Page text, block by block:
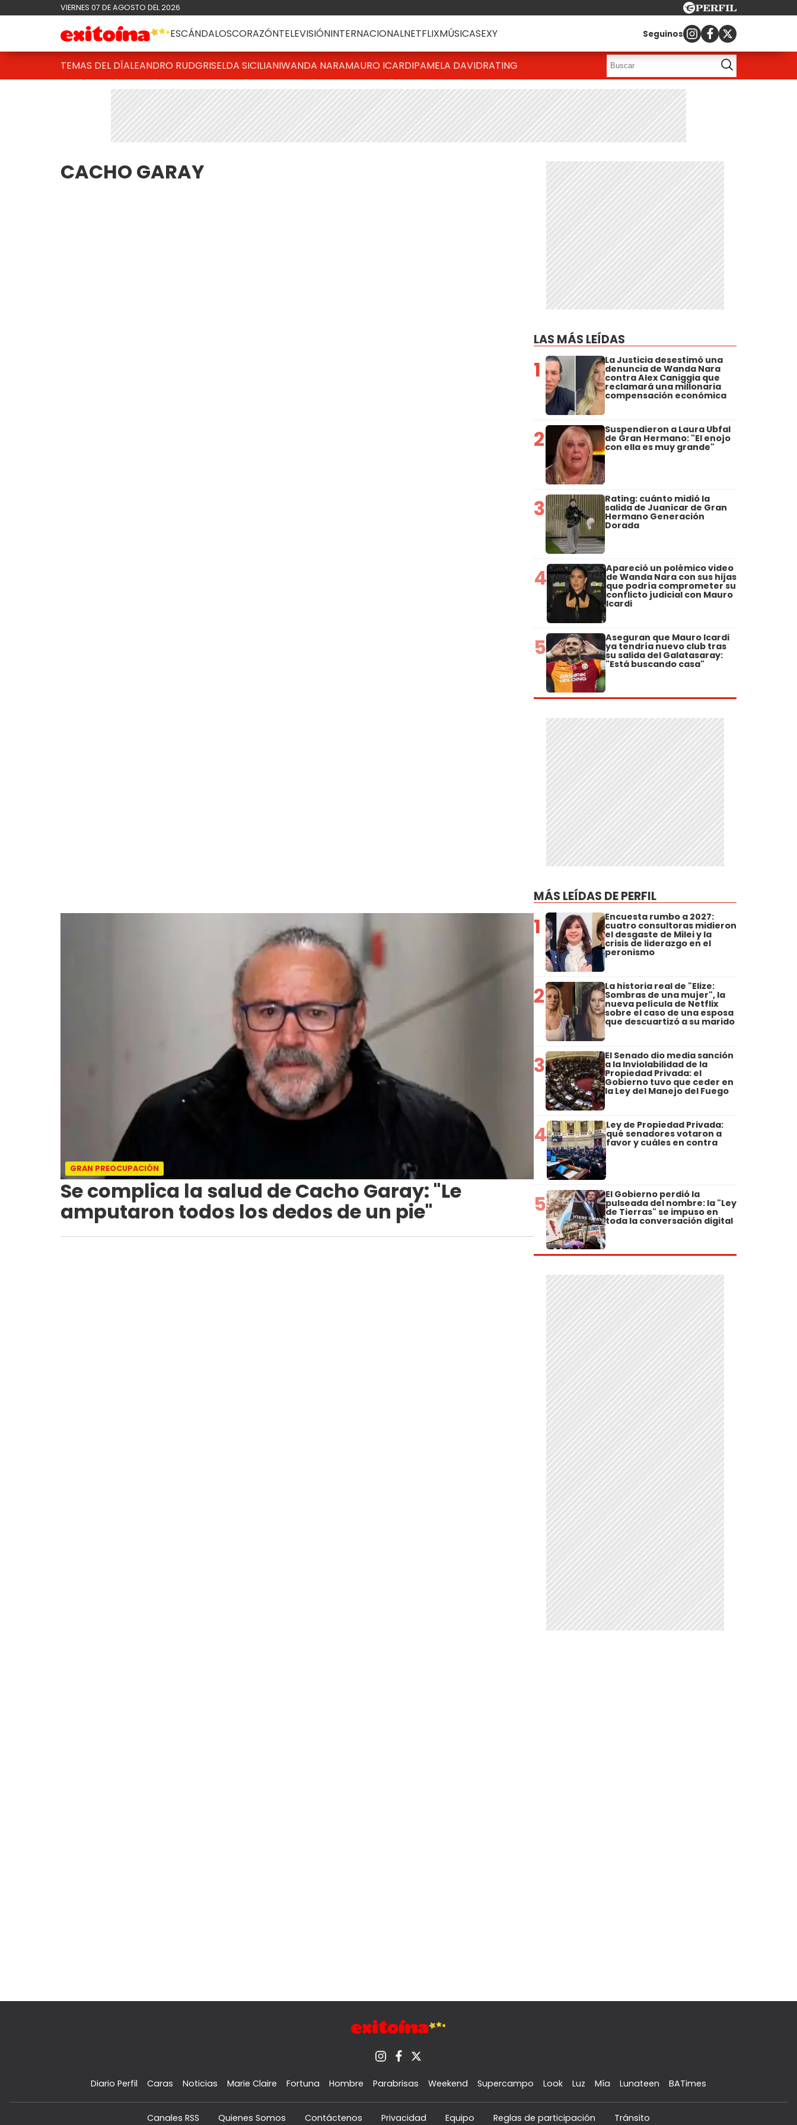
VIERNES 07 DE AGOSTO DEL 2026
ESCÁNDALOSCORAZÓNTELEVISIÓNINTERNACIONALNETFLIXMÚSICASEXY Seguinos
TEMAS DEL DÍALEANDRO RUDGRISELDA SICILIANIWANDA NARAMAURO ICARDIPAMELA DAVIDRATING
CACHO GARAY
GRAN PREOCUPACIÓN
Se complica la salud de Cacho Garay: "Le
amputaron todos los dedos de un pie"
LAS MÁS LEÍDAS
1 La Justicia desestimó una
denuncia de Wanda Nara
contra Alex Caniggia que
reclamará una millonaria
compensación económica
2 Suspendieron a Laura Ubfal
de Gran Hermano: "El enojo
con ella es muy grande"
3 Rating: cuánto midió la
salida de Juanicar de Gran
Hermano Generación
Dorada
4 Apareció un polémico video
de Wanda Nara con sus hijas
que podría comprometer su
conflicto judicial con Mauro
Icardi
5 Aseguran que Mauro Icardi
ya tendría nuevo club tras
su salida del Galatasaray:
"Está buscando casa"
MÁS LEÍDAS DE PERFIL
1 Encuesta rumbo a 2027:
cuatro consultoras midieron
el desgaste de Milei y la
crisis de liderazgo en el
peronismo
2 La historia real de "Elize:
Sombras de una mujer", la
nueva película de Netflix
sobre el caso de una esposa
que descuartizó a su marido
3 El Senado dio media sanción
a la Inviolabilidad de la
Propiedad Privada: el
Gobierno tuvo que ceder en
la Ley del Manejo del Fuego
4 Ley de Propiedad Privada:
qué senadores votaron a
favor y cuáles en contra
5 El Gobierno perdió la
pulseada del nombre: la "Ley
de Tierras" se impuso en
toda la conversación digital
Diario Perfil Caras Noticias Marie Claire Fortuna Hombre Parabrisas Weekend Supercampo Look Luz Mía Lunateen BATimes
Canales RSS Quienes Somos Contáctenos Privacidad Equipo Reglas de participación Tránsito